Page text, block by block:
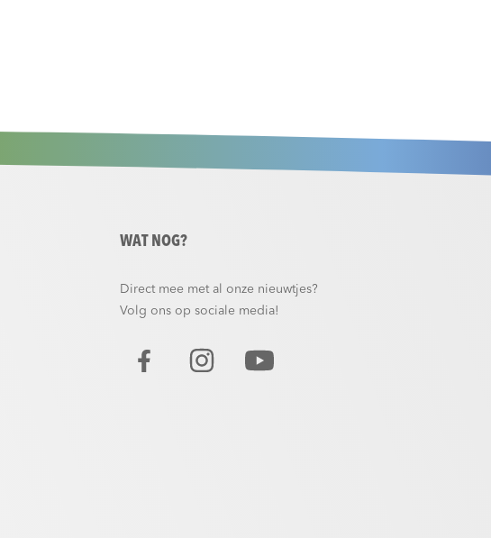
WAT NOG?
Direct mee met al onze nieuwtjes?
Volg ons op sociale media!